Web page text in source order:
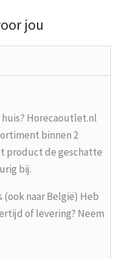
jou
Horecaoutlet.nl
binnen 2
product de geschatte
bij.
naar België) Heb
of levering? Neem